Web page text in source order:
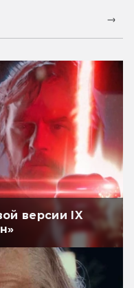
версии IX